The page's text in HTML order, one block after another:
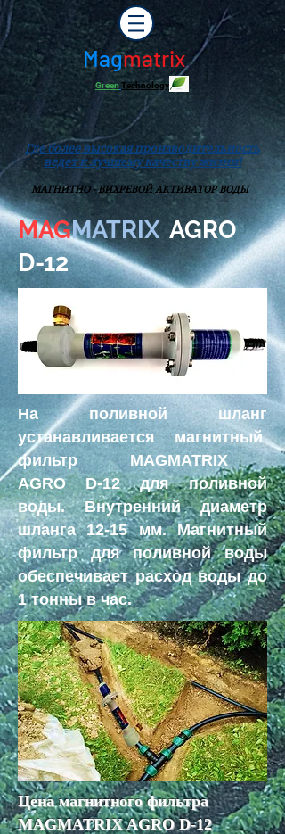
Magmatrix
Green Technology
Где более высокая производительность
ведет к лучшему качеству жизни!
МАГНИТНО - ВИХРЕВОЙ АКТИВАТОР ВОДЫ
MAGMATRIXAGRO
D-12
На поливной шланг
устанавливается магнитный
фильтр MAGMATRIX
AGROD-12 для поливной
воды. Внутренний диаметр
шланга 12-15 мм. Магнитный
фильтр для поливной воды
обеспечивает расход воды до
1 тонны в час.
Цена магнитного фильтра
MAGMATRIX AGRO D-12